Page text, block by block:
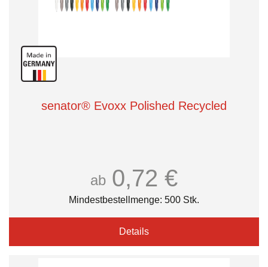
senator® Evoxx Polished Recycled
ab 0,72 €
Mindestbestellmenge: 500 Stk.
Details